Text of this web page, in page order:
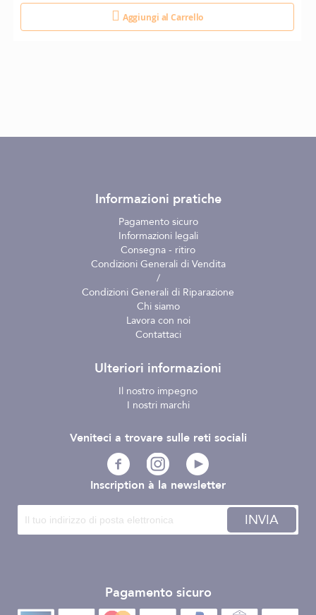
Aggiungi al Carrello
Informazioni pratiche
Pagamento sicuro
Informazioni legali
Consegna - ritiro
Condizioni Generali di Vendita
/
Condizioni Generali di Riparazione
Chi siamo
Lavora con noi
Contattaci
Ulteriori informazioni
Il nostro impegno
I nostri marchi
Inscription à la newsletter
INVIA
Pagamento sicuro
Veniteci a trovare sulle reti sociali